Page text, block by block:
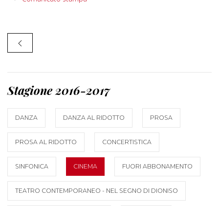
Stagione 2016-2017
DANZA DANZA AL RIDOTTO PROSA
PROSA AL RIDOTTO CONCERTISTICA
SINFONICA CINEMA FUORI ABBONAMENTO
TEATRO CONTEMPORANEO - NEL SEGNO DI DIONISO